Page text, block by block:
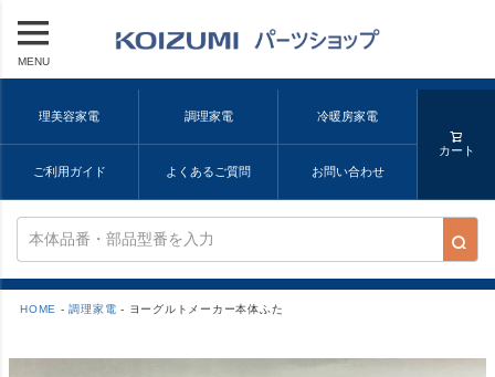
MENU
理美容家電 調理家電 冷暖房家電
ご利用ガイド よくあるご質問 お問い合わせ
カート
HOME 調理家電 ヨーグルトメーカー本体ふた